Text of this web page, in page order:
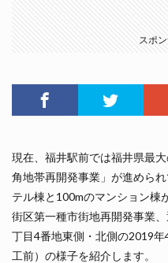
スポ
現在、福井駅前では福井県最
角地帯再開発事業」が進めら
テル棟と100mのマンション棟
街区第一種市街地再開発事業
丁目4番地東側・北側の2019
工前）の様子を紹介します。